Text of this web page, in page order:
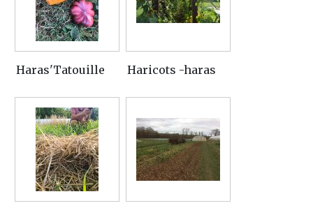
Haras'Tatouille Haricots -haras